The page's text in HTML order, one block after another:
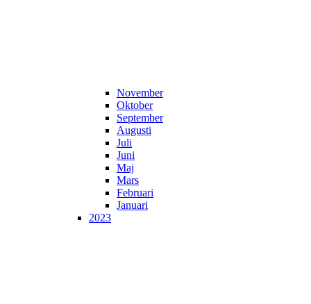
November
Oktober
September
Augusti
Juli
Juni
Maj
Mars
Februari
Januari
2023